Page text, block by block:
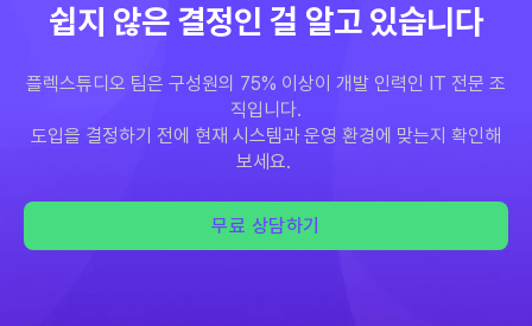
쉽지 않은 결정인 걸 알고 있습니다
플렉스튜디오 팀은 구성원의 75% 이상이 개발 인력인 IT 전문 조
직입니다.
도입을 결정하기 전에 현재 시스템과 운영 환경에 맞는지 확인해
보세요.
무료 상담하기